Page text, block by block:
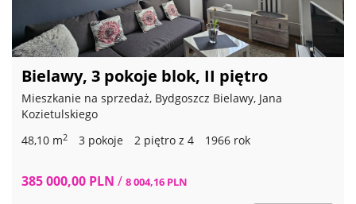
Bielawy, 3 pokoje blok, II piętro
Mieszkanie na sprzedaż, Bydgoszcz Bielawy, Jana
Kozietulskiego
48,10 m2 3 pokoje 2 piętro z 4 1966 rok
385 000,00 PLN / 8 004,16 PLN